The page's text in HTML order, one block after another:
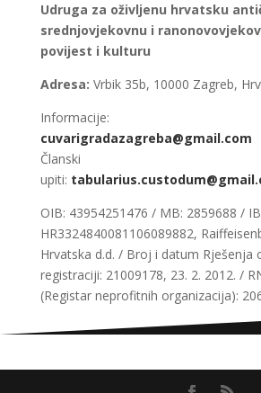
Udruga za oživljenu hrvatsku
srednjovjekovnu i
povijest i kulturu
Adresa: Vrbik 35b, 10000 Zagreb,
Informacije:
cuvarigradazagreba@gmail.com
Članski
upiti:
OIB: 43954251476 / MB: 2859688 /
HR3324840081106089882,
Hrvatska d.d. / Broj i datum Rješenja
registraciji: 21009178, 23. 2. 2012. /
(Registar neprofitnih organizacija):